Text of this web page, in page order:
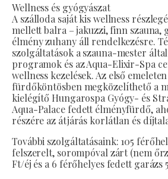
Wellness és gyógyászat
A szálloda saját kis wellness
mellett balra – jakuzzi, finn szauna,
élmény zuhany áll rendelkezésre.
szolgáltatások a szauna-mester
programok és az Aqua-Elixir-Spa
wellness kezelések. Az első
fürdőköntösben megközelíthető a
kielégítő Hungarospa Gyógy- és
Aqua-Palace fedett élményfürdő,
részére az átjárás korlátlan és
További szolgáltatásaink: 105
felszerelt, sorompóval zárt (nem
Ft/éj és a 6 férőhelyes fedett garázs